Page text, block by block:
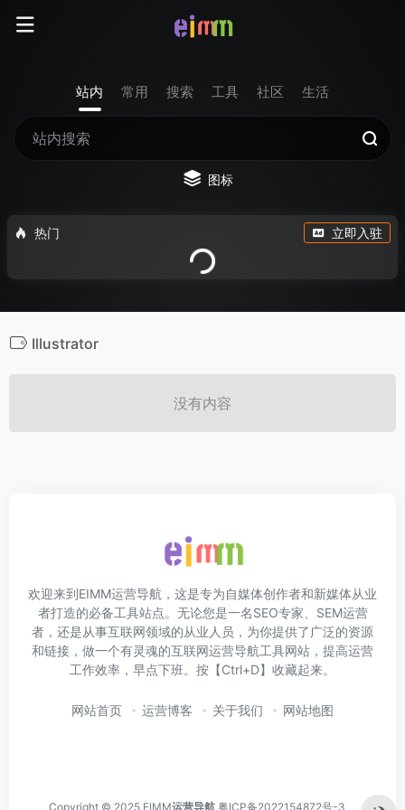
站内 常用 搜索 工具 社区 生活
图标
热门 立即入驻
Illustrator
没有内容
欢迎来到EIMM运营导航，这是专为自媒体创作者和新媒体从业
者打造的必备工具站点。无论您是一名SEO专家、SEM运营
者，还是从事互联网领域的从业人员，为你提供了广泛的资源
和链接，做一个有灵魂的互联网运营导航工具网站，提高运营
工作效率，早点下班。按【Ctrl+D】收藏起来。
网站首页 运营博客 关于我们 网站地图
Copyright © 2025 EIMM运营导航 粤ICP备2022154872号-3